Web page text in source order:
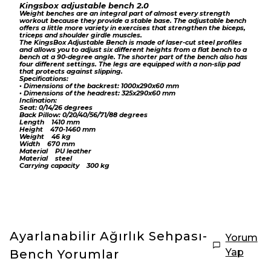
Kingsbox adjustable bench 2.0
Weight benches are an integral part of almost every strength
workout because they provide a stable base. The adjustable bench
offers a little more variety in exercises that strengthen the biceps,
triceps and shoulder girdle muscles.
The KingsBox Adjustable Bench is made of laser-cut steel profiles
and allows you to adjust six different heights from a flat bench to a
bench at a 90-degree angle. The shorter part of the bench also has
four different settings. The legs are equipped with a non-slip pad
that protects against slipping.
Specifications:
• Dimensions of the backrest: 1000x290x60 mm
• Dimensions of the headrest: 325x290x60 mm
Inclination:
Seat: 0/14/26 degrees
Back Pillow: 0/20/40/56/71/88 degrees
Length 1410 mm
Height 470-1460 mm
Weight 46 kg
Width 670 mm
Material PU leather
Material steel
Carrying capacity 300 kg
Ayarlanabilir Ağırlık Sehpası-
Bench Yorumlar
Yorum
Yap